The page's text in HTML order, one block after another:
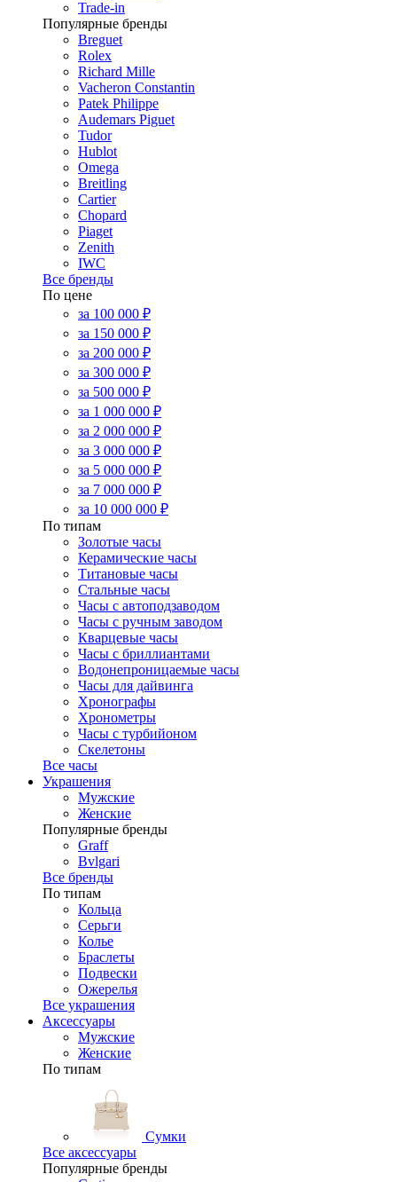
Trade-in
Популярные бренды
Breguet
Rolex
Richard Mille
Vacheron Constantin
Patek Philippe
Audemars Piguet
Tudor
Hublot
Omega
Breitling
Cartier
Chopard
Piaget
Zenith
IWC
Все бренды
По цене
за 100 000 ₽
за 150 000 ₽
за 200 000 ₽
за 300 000 ₽
за 500 000 ₽
за 1 000 000 ₽
за 2 000 000 ₽
за 3 000 000 ₽
за 5 000 000 ₽
за 7 000 000 ₽
за 10 000 000 ₽
По типам
Золотые часы
Керамические часы
Титановые часы
Стальные часы
Часы с автоподзаводом
Часы с ручным заводом
Кварцевые часы
Часы с бриллиантами
Водонепроницаемые часы
Часы для дайвинга
Хронографы
Хронометры
Часы с турбийоном
Скелетоны
Все часы
Украшения
Мужские
Женские
Популярные бренды
Graff
Bvlgari
Все бренды
По типам
Кольца
Серьги
Колье
Браслеты
Подвески
Ожерелья
Все украшения
Аксессуары
Мужские
Женские
По типам
Сумки
Все аксессуары
Популярные бренды